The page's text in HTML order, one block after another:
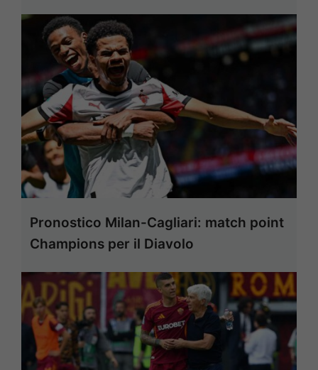
Pronostico Milan-Cagliari: match point
Champions per il Diavolo